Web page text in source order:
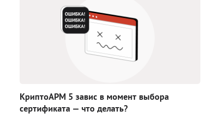
КриптоАРМ 5 завис в момент выбора
сертификата — что делать?